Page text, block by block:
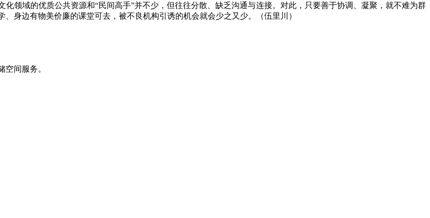
领域的优质公共资源和“民间高手”并不少，但往往分散、缺乏沟通与连接。对此，只要善于协调、凝聚，就不难为群
身边有物美价廉的课堂可去，被不良机构引诱的机会就会少之又少。（伍里川）
间服务。